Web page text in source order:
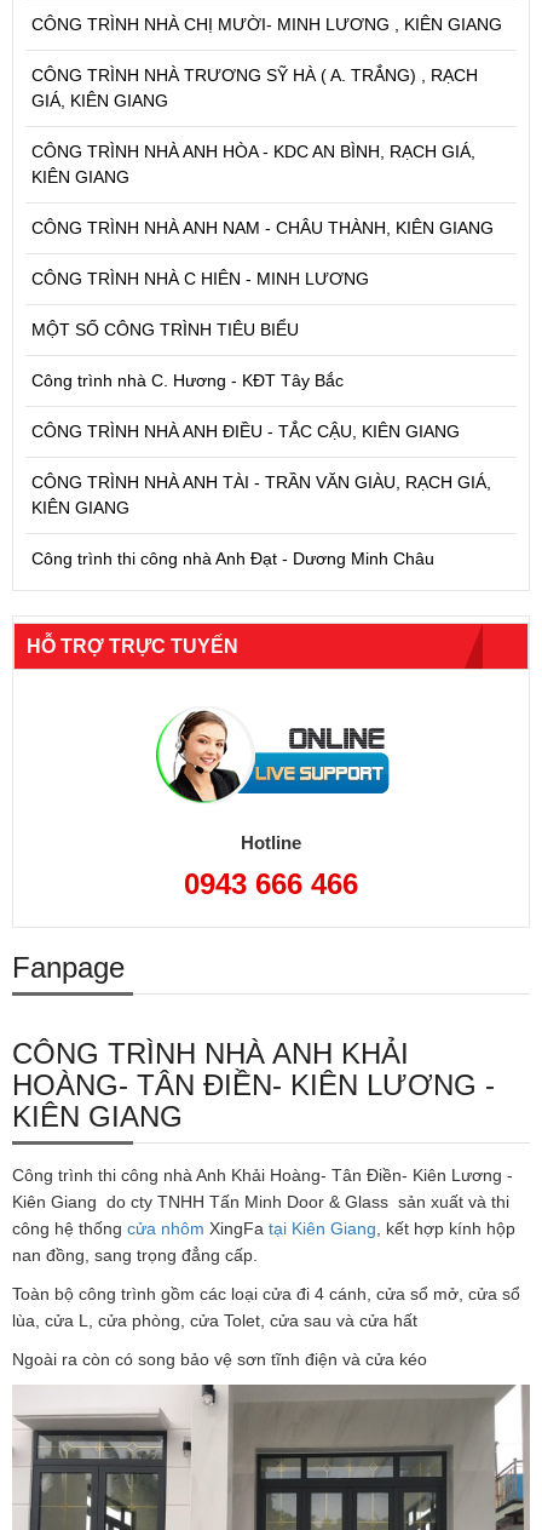
CÔNG TRÌNH NHÀ CHỊ MƯỜI- MINH LƯƠNG , KIÊN GIANG
CÔNG TRÌNH NHÀ TRƯƠNG SỸ HÀ ( A. TRẮNG) , RẠCH
GIÁ, KIÊN GIANG
CÔNG TRÌNH NHÀ ANH HÒA - KDC AN BÌNH, RẠCH GIÁ,
KIÊN GIANG
CÔNG TRÌNH NHÀ ANH NAM - CHÂU THÀNH, KIÊN GIANG
CÔNG TRÌNH NHÀ C HIÊN - MINH LƯƠNG
MỘT SỐ CÔNG TRÌNH TIÊU BIỂU
Công trình nhà C. Hương - KĐT Tây Bắc
CÔNG TRÌNH NHÀ ANH ĐIỀU - TẮC CẬU, KIÊN GIANG
CÔNG TRÌNH NHÀ ANH TÀI - TRẦN VĂN GIÀU, RẠCH GIÁ,
KIÊN GIANG
Công trình thi công nhà Anh Đạt - Dương Minh Châu
HỖ TRỢ TRỰC TUYẾN
Hotline
0943 666 466
Fanpage
CÔNG TRÌNH NHÀ ANH KHẢI
HOÀNG- TÂN ĐIỀN- KIÊN LƯƠNG -
KIÊN GIANG
Công trình thi công nhà Anh Khải Hoàng- Tân Điền- Kiên Lương -
Kiên Giang do cty TNHH Tấn Minh Door & Glass sản xuất và thi
công hệ thống cửa nhôm XingFa tại Kiên Giang , kết hợp kính hộp
nan đồng, sang trọng đẳng cấp.
Toàn bộ công trình gồm các loại cửa đi 4 cánh, cửa sổ mở, cửa sổ
lùa, cửa L, cửa phòng, cửa Tolet, cửa sau và cửa hất
Ngoài ra còn có song bảo vệ sơn tĩnh điện và cửa kéo